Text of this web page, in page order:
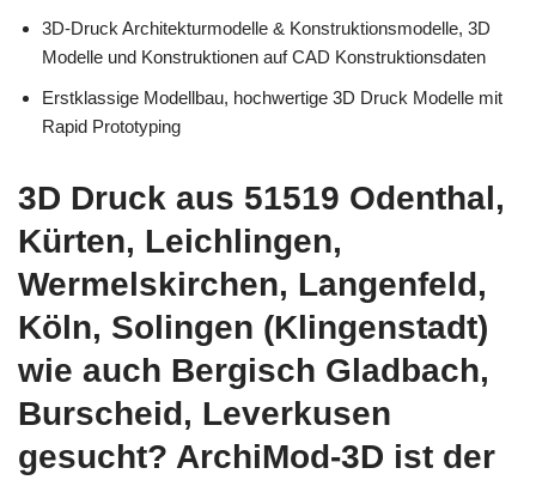
3D-Druck Architekturmodelle & Konstruktionsmodelle, 3D
Modelle und Konstruktionen auf CAD Konstruktionsdaten
Erstklassige Modellbau, hochwertige 3D Druck Modelle mit
Rapid Prototyping
3D Druck aus 51519 Odenthal,
Kürten, Leichlingen,
Wermelskirchen, Langenfeld,
Köln, Solingen (Klingenstadt)
wie auch Bergisch Gladbach,
Burscheid, Leverkusen
gesucht? ArchiMod-3D ist der